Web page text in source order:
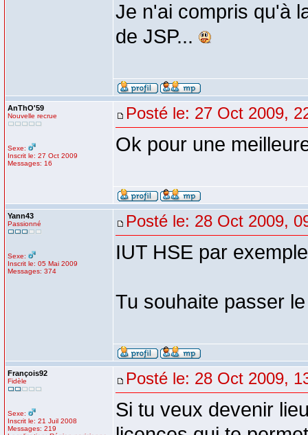
Je n'ai compris qu'à
de JSP...
AnThO'59
Nouvelle recrue
Sexe:
Inscrit le: 27 Oct 2009
Messages: 16
Posté le: 27 Oct 2009,
Ok pour une
Yann43
Passionné
Sexe:
Inscrit le: 05 Mai 2009
Messages: 374
Posté le: 28 Oct 2009,
IUT HSE par
Tu souhaite passer
François92
Fidèle
Sexe:
Inscrit le: 21 Juil 2008
Messages: 219
Posté le: 28 Oct 2009,
Si tu veux devenir